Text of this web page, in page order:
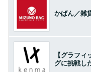
かばん／雑
【グラフ
グに挑戦し